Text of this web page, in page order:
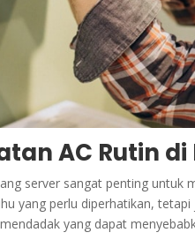
AC Rutin di
server sangat penting untuk
yang perlu diperhatikan,
yang dapat